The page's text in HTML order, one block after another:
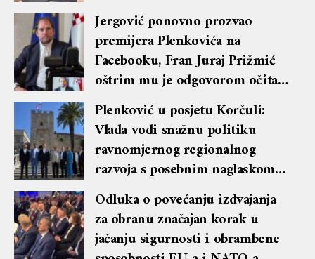
Jergović ponovno prozvao
premijera Plenkovića na
Facebooku, Fran Juraj Prižmić
oštrim mu je odgovorom očitao
lekciju te dobio blok i brisanje
komentara
Plenković u posjetu Korčuli:
Vlada vodi snažnu politiku
ravnomjernog regionalnog
razvoja s posebnim naglaskom
na otoke
Odluka o povećanju izdvajanja
za obranu značajan korak u
jačanju sigurnosti i obrambene